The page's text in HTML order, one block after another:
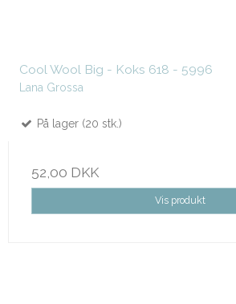
Cool Wool Big - Koks 618 - 5996
Lana Grossa
På lager (20 stk.)
52,00 DKK
Vis produkt